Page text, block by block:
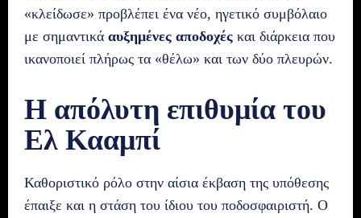
«κλείδωσε» προβλέπει ένα νέο, ηγετικό συμβόλαιο
με σημαντικά αυξημένες αποδοχές και διάρκεια που
ικανοποιεί πλήρως τα «θέλω» και των δύο πλευρών.
Η απόλυτη επιθυμία του
Ελ Κααμπί
Καθοριστικό ρόλο στην αίσια έκβαση της υπόθεσης
έπαιξε και η στάση του ίδιου του ποδοσφαιριστή. Ο